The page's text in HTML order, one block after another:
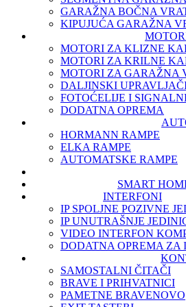
GARAŽNA BOČNA
KIPUJUĆA GARAŽNA
MOTORI ZA KLIZNE
MOTORI ZA KRILNE
MOTORI ZA GARAŽNA
DALJINSKI
FOTOĆELIJE I
DODATNA OPREMA
HORMANN RAMPE
ELKA RAMPE
AUTOMATSKE RAMPE
SMART
INTERFONI
IP SPOLJNE POZIVNE
IP UNUTRAŠNJE
VIDEO INTERFON
DODATNA OPREMA ZA
SAMOSTALNI ČITAČI
BRAVE I PRIHVATNICI
PAMETNE BRAVENOVO